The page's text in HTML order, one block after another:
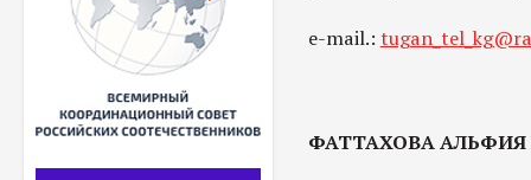
e-mail.:
ФАТТАХОВА